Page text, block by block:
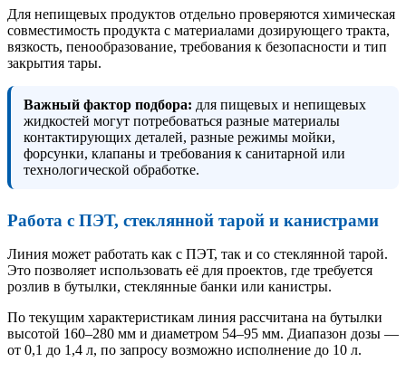
Для непищевых продуктов отдельно проверяются химическая
совместимость продукта с материалами дозирующего тракта,
вязкость, пенообразование, требования к безопасности и тип
закрытия тары.
Важный фактор подбора: для пищевых и непищевых
жидкостей могут потребоваться разные материалы
контактирующих деталей, разные режимы мойки,
форсунки, клапаны и требования к санитарной или
технологической обработке.
Работа с ПЭТ, стеклянной тарой и канистрами
Линия может работать как с ПЭТ, так и со стеклянной тарой.
Это позволяет использовать её для проектов, где требуется
розлив в бутылки, стеклянные банки или канистры.
По текущим характеристикам линия рассчитана на бутылки
высотой 160–280 мм и диаметром 54–95 мм. Диапазон дозы —
от 0,1 до 1,4 л, по запросу возможно исполнение до 10 л.